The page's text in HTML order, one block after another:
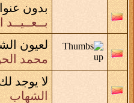
بدون
بــعــيــد
لعيون
محمد
لا يوجد
الشهاب